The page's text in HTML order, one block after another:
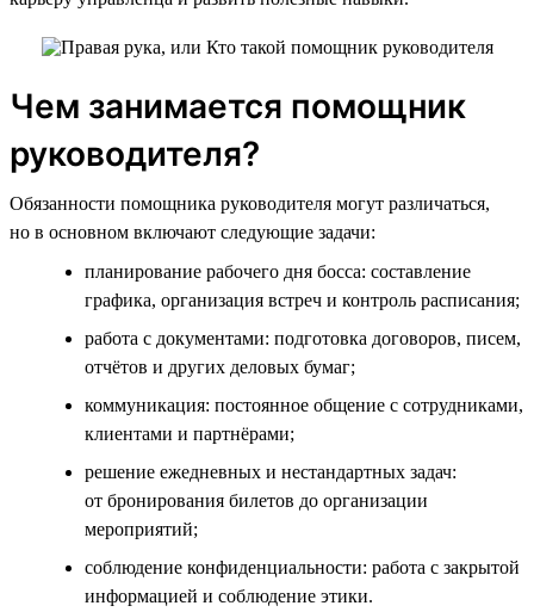
Чем занимается помощник
руководителя?
Обязанности помощника руководителя могут различаться,
но в основном включают следующие задачи:
планирование рабочего дня босса: составление
графика, организация встреч и контроль расписания;
работа с документами: подготовка договоров, писем,
отчётов и других деловых бумаг;
коммуникация: постоянное общение с сотрудниками,
клиентами и партнёрами;
решение ежедневных и нестандартных задач:
от бронирования билетов до организации
мероприятий;
соблюдение конфиденциальности: работа с закрытой
информацией и соблюдение этики.